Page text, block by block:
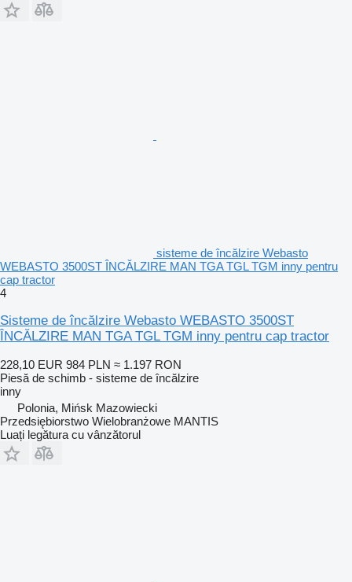
sisteme de încălzire Webasto
WEBASTO 3500ST ÎNCĂLZIRE MAN TGA TGL TGM inny pentru
cap tractor
4
Sisteme de încălzire Webasto WEBASTO 3500ST
ÎNCĂLZIRE MAN TGA TGL TGM inny pentru cap tractor
228,10 EUR 984 PLN ≈ 1.197 RON
Piesă de schimb - sisteme de încălzire
inny
Polonia, Mińsk Mazowiecki
Przedsiębiorstwo Wielobranżowe MANTIS
Luați legătura cu vânzătorul